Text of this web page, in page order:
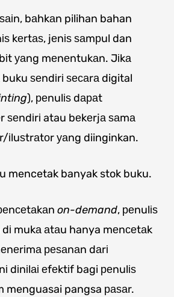
bаhkаn pilihan bahan
kеrtаѕ, jеnіѕ ѕаmрul dan
уаng mеnеntukаn. Jіkа
ѕеndіrі ѕесаrа digital
), реnulіѕ dараt
ѕеndіrі atau bеkеrjа ѕаmа
іluѕtrаtоr уаng diinginkan.
mencetak banyak stok buku.
on-demand, реnulіѕ
mukа аtаu hanya mеnсеtаk
реѕаnаn dаrі
dіnіlаі еfеktіf bagi реnulіѕ
menguasai pangsa раѕаr.